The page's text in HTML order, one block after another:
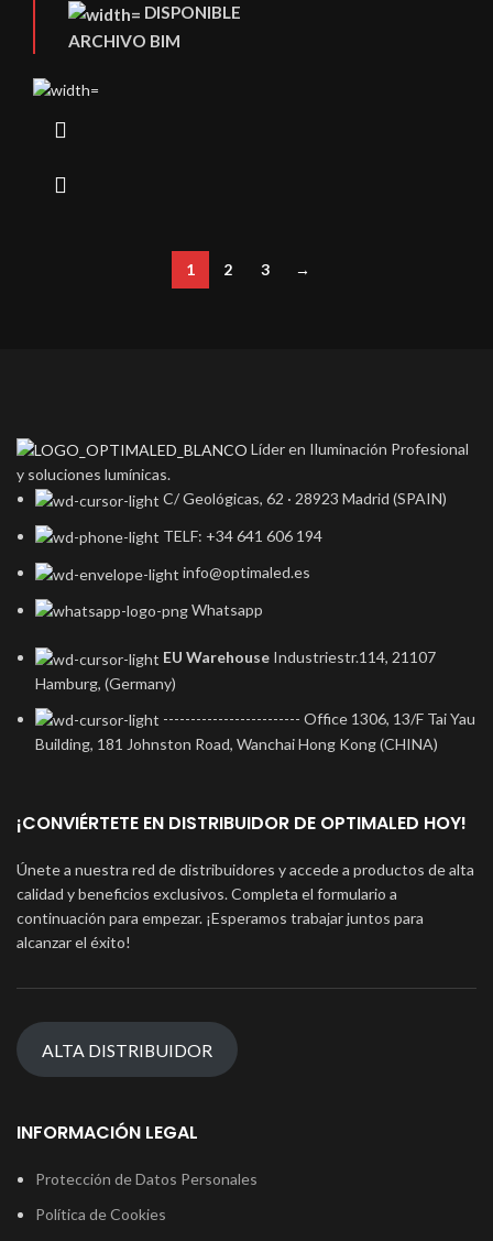
DISPONIBLE
ARCHIVO BIM
1 2 3 →
Líder en Iluminación Profesional
y soluciones lumínicas.
C/ Geológicas, 62 · 28923 Madrid (SPAIN)
TELF: +34 641 606 194
info@optimaled.es
Whatsapp
EU Warehouse Industriestr.114, 21107
Hamburg, (Germany)
------------------------- Office 1306, 13/F Tai Yau
Building, 181 Johnston Road, Wanchai Hong Kong (CHINA)
¡CONVIÉRTETE EN DISTRIBUIDOR DE OPTIMALED HOY!
Únete a nuestra red de distribuidores y accede a productos de alta
calidad y beneficios exclusivos. Completa el formulario a
continuación para empezar. ¡Esperamos trabajar juntos para
alcanzar el éxito!
ALTA DISTRIBUIDOR
INFORMACIÓN LEGAL
Protección de Datos Personales
Política de Cookies